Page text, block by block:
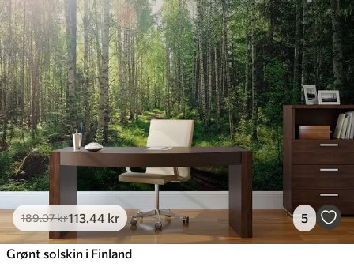
189.07kr113 .44 kr 5
Grønt solskin i Finland